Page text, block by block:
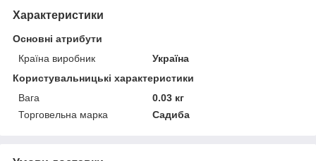
Характеристики
Основні атрибути
Країна виробник
Україна
Користувальницькі характеристики
Вага
0.03 кг
Торговельна марка
Садиба